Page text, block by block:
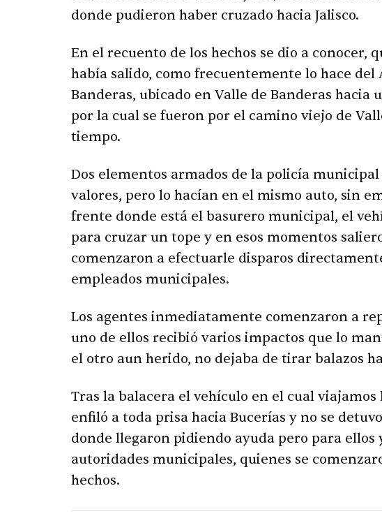
donde pudieron haber cruzado hacia Jalisco.
En el recuento de los hechos se dio a conocer,
había salido, como frecuentemente lo hace
Banderas, ubicado en Valle de Banderas hacia
por la cual se fueron por el camino viejo de
tiempo.
Dos elementos armados de la policía
valores, pero lo hacían en el mismo auto, sin
frente donde está el basurero municipal, el
para cruzar un tope y en esos momentos
comenzaron a efectuarle disparos
empleados municipales.
Los agentes inmediatamente comenzaron a
uno de ellos recibió varios impactos que lo
el otro aun herido, no dejaba de tirar balazos
Tras la balacera el vehículo en el cual
enfiló a toda prisa hacia Bucerías y no se
donde llegaron pidiendo ayuda pero para ellos
autoridades municipales, quienes se
hechos.